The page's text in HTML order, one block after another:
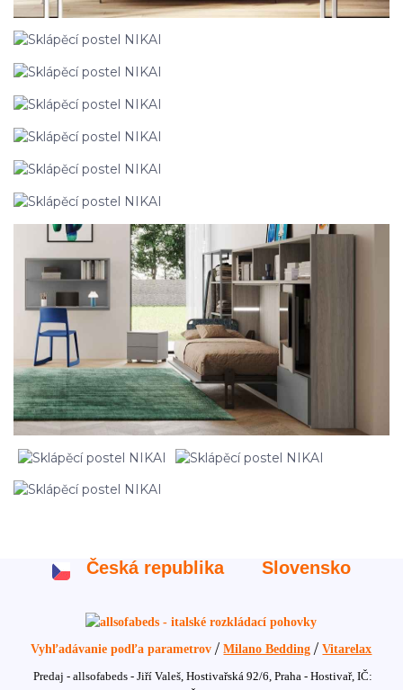
Česká republika Slovensko
Vyhľadávanie podľa parametrov /Milano Bedding /Vitarelax
Predaj - allsofabeds - Jiří Valeš, Hostivařská 92/6, Praha - Hostivař, IČ: